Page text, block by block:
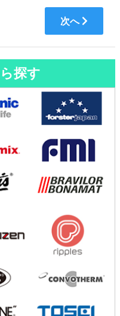
次へ
探す